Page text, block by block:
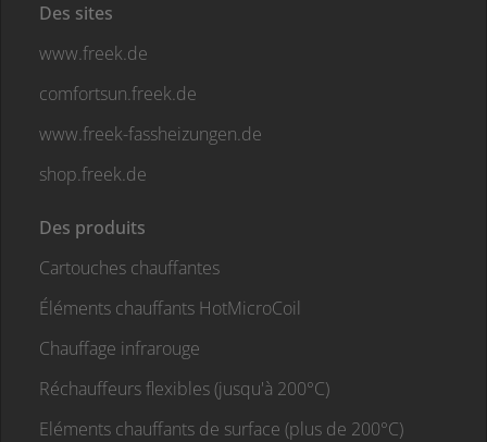
Des sites
www.freek.de
comfortsun.freek.de
www.freek-fassheizungen.de
shop.freek.de
Des produits
Cartouches chauffantes
Éléments chauffants HotMicroCoil
Chauffage infrarouge
Réchauffeurs flexibles (jusqu'à 200°C)
Eléments chauffants de surface (plus de 200°C)